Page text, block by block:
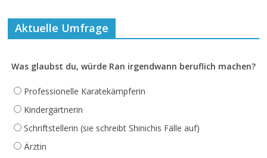
Aktuelle Umfrage
Was glaubst du, würde Ran irgendwann beruflich machen?
Professionelle Karatekämpferin
Kindergärtnerin
Schriftstellerin (sie schreibt Shinichis Fälle auf)
Ärztin